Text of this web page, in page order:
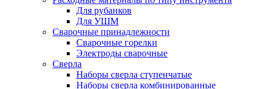
Для рубанков
Для УШМ
Сварочные принадлежности
Сварочные горелки
Электроды сварочные
Сверла
Наборы cверла ступенчатые
Наборы сверла комбинированные